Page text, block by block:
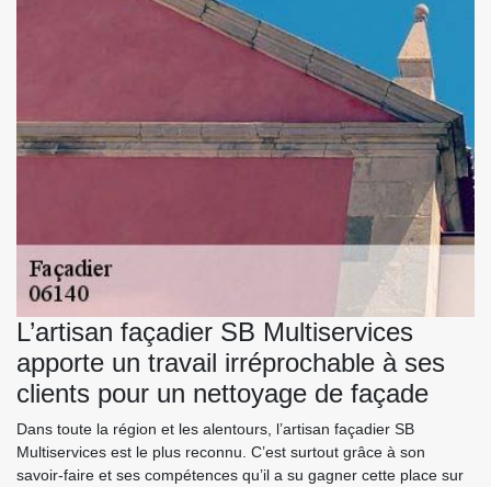
L’artisan façadier SB Multiservices
apporte un travail irréprochable à ses
clients pour un nettoyage de façade
Dans toute la région et les alentours, l’artisan façadier SB
Multiservices est le plus reconnu. C’est surtout grâce à son
savoir-faire et ses compétences qu’il a su gagner cette place sur